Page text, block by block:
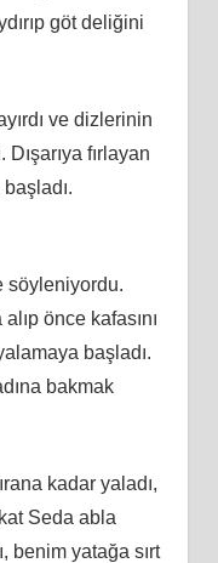
göt deliğini
ve dizlerinin
fırlayan
söyleniyordu.
önce kafasını
başladı.
bakmak
kadar yaladı,
Seda abla
benim yatağa sırt